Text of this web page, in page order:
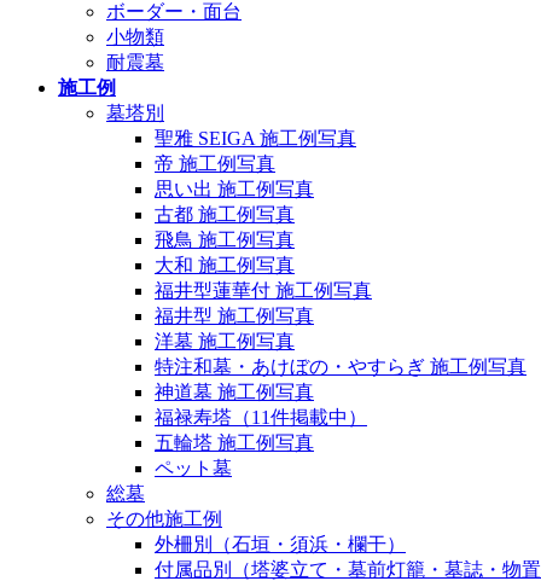
ボーダー・面台
小物類
耐震墓
施工例
墓塔別
聖雅 SEIGA 施工例写真
帝 施工例写真
思い出 施工例写真
古都 施工例写真
飛鳥 施工例写真
大和 施工例写真
福井型蓮華付 施工例写真
福井型 施工例写真
洋墓 施工例写真
特注和墓・あけぼの・やすらぎ 施工例写真
神道墓 施工例写真
福禄寿塔（11件掲載中）
五輪塔 施工例写真
ペット墓
総墓
その他施工例
外柵別（石垣・須浜・欄干）
付属品別（塔婆立て・墓前灯籠・墓誌・物置